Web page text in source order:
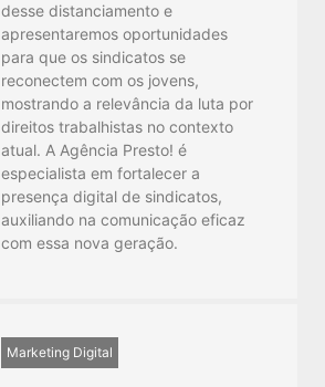
desse distanciamento e
apresentaremos oportunidades
para que os sindicatos se
reconectem com os jovens,
mostrando a relevância da luta por
direitos trabalhistas no contexto
atual. A Agência Presto! é
especialista em fortalecer a
presença digital de sindicatos,
auxiliando na comunicação eficaz
com essa nova geração.
Marketing Digital